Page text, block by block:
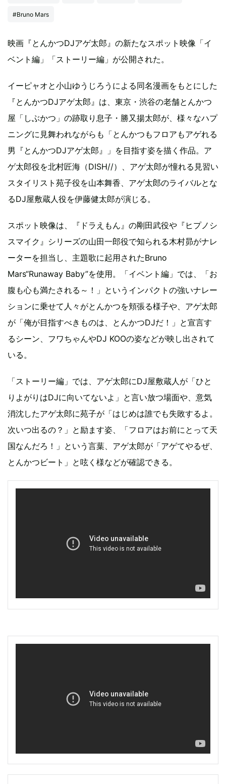
#Bruno Mars
映画『とんかつDJアゲ太郎』の新たなスポット映像「イ
ベント編」「ストーリー編」が公開された。
イーピャオと小山ゆうじろうによる同名漫画をもとにした
『とんかつDJアゲ太郎』は、東京・渋谷の老舗とんかつ
屋「しぶかつ」の跡取り息子・勝又揚太郎が、様々なハプ
ニングに見舞われながらも「とんかつもフロアもアゲれる
男『とんかつDJアゲ太郎』」を目指す姿を描く作品。ア
ゲ太郎役を北村匠海（DISH//）、アゲ太郎が憧れる見習い
スタイリスト苑子役を山本舞香、アゲ太郎のライバルとな
るDJ屋敷蔵人役を伊藤健太郎が演じる。
スポット映像は、『ドラえもん』の剛田武役や『ヒプノシ
スマイク』シリーズの山田一郎役で知られる木村昴がナレ
ーターを担当し、主題歌に起用されたBruno
Mars“Runaway Baby”を使用。「イベント編」では、「お
腹も心も満たされる～！」というインパクトの強いナレー
ションに乗せて人々がとんかつを頬張る様子や、アゲ太郎
が「俺が目指すべきものは、とんかつDJだ！」と宣言す
るシーン、フワちゃんやDJ KOOの姿などが映し出されて
いる。
「ストーリー編」では、アゲ太郎にDJ屋敷蔵人が「ひと
りよがりはDJに向いてないよ」と言い放つ場面や、意気
消沈したアゲ太郎に苑子が「はじめは誰でも失敗するよ。
次いつ出るの？」と励ます姿、「フロアはお前にとって天
国なんだろ！」という言葉、アゲ太郎が「アゲてやるぜ、
とんかつビート」と呟く様などが確認できる。